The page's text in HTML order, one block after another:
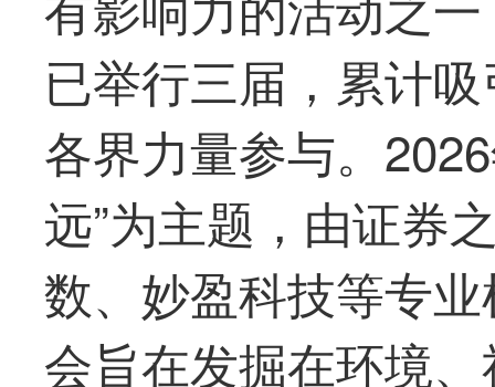
已举行三届，累计
各界力量参与。
远”为主题，由证券
数、妙盈科技等专
会旨在发掘在环境